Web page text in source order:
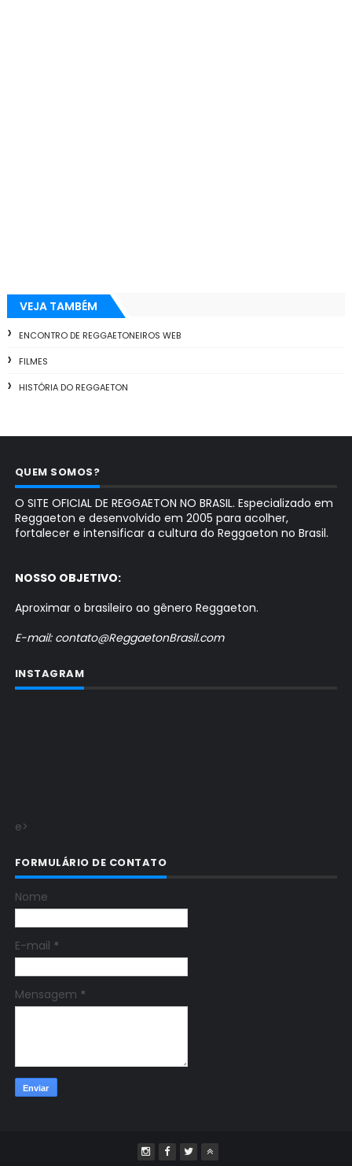
VEJA TAMBÉM
ENCONTRO DE REGGAETONEIROS WEB
FILMES
HISTÓRIA DO REGGAETON
QUEM SOMOS?
O SITE OFICIAL DE REGGAETON NO BRASIL. Especializado em
Reggaeton e desenvolvido em 2005 para acolher,
fortalecer e intensificar a cultura do Reggaeton no Brasil.
NOSSO OBJETIVO:
Aproximar o brasileiro ao gênero Reggaeton.
E-mail: contato@ReggaetonBrasil.com
INSTAGRAM
e>
FORMULÁRIO DE CONTATO
Nome
E-mail *
Mensagem *